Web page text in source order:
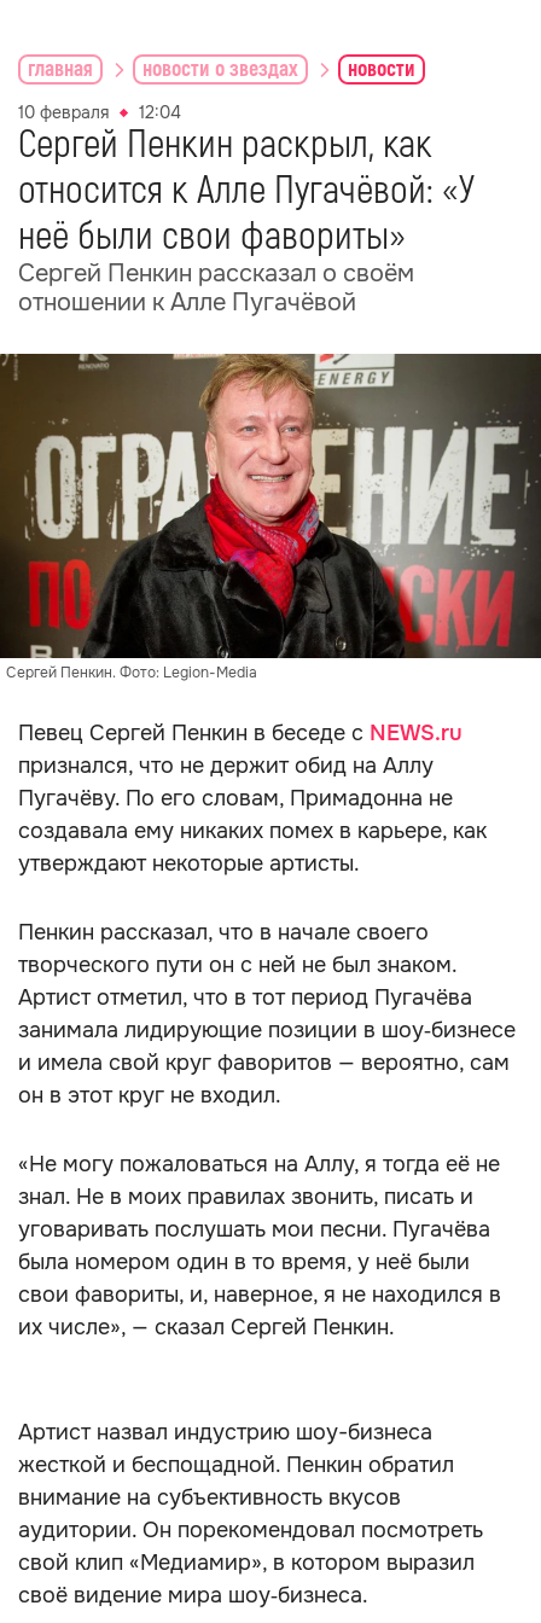
главная новости о звездах новости
10 февраля 12:04
Сергей Пенкин раскрыл, как
относится к Алле Пугачёвой: «У
неё были свои фавориты»
Сергей Пенкин рассказал о своём
отношении к Алле Пугачёвой
Сергей Пенкин. Фото: Legion-Media
Певец Сергей Пенкин в беседе с NEWS.ru
признался, что не держит обид на Аллу
Пугачёву. По его словам, Примадонна не
создавала ему никаких помех в карьере, как
утверждают некоторые артисты.
Пенкин рассказал, что в начале своего
творческого пути он с ней не был знаком.
Артист отметил, что в тот период Пугачёва
занимала лидирующие позиции в шоу‑бизнесе
и имела свой круг фаворитов — вероятно, сам
он в этот круг не входил.
«Не могу пожаловаться на Аллу, я тогда её не
знал. Не в моих правилах звонить, писать и
уговаривать послушать мои песни. Пугачёва
была номером один в то время, у неё были
свои фавориты, и, наверное, я не находился в
их числе», — сказал Сергей Пенкин.
Артист назвал индустрию шоу-бизнеса
жесткой и беспощадной. Пенкин обратил
внимание на субъективность вкусов
аудитории. Он порекомендовал посмотреть
свой клип «Медиамир», в котором выразил
своё видение мира шоу‑бизнеса.